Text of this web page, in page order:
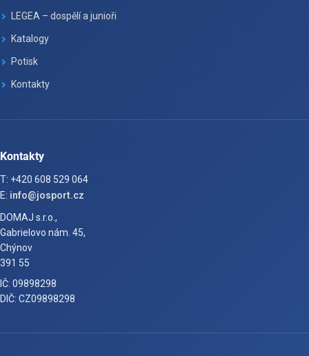
LEGEA – dospělí a junioři
Katalogy
Potisk
Kontakty
Kontakty
T: +420 608 529 064
E: info@josport.cz
DOMAJ s.r.o.,
Gabrielovo nám. 45,
Chýnov
391 55
IČ: 09898298
DIČ: CZ09898298